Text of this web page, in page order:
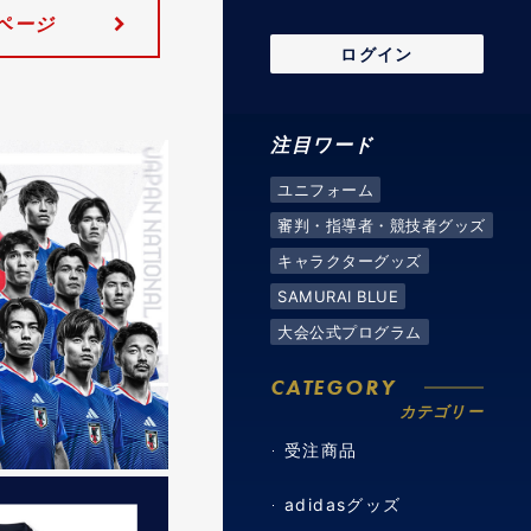
ージ
ログイン
注目ワード
ユニフォーム
審判・指導者・競技者グッズ
キャラクターグッズ
SAMURAI BLUE
大会公式プログラム
CATEGORY
カテゴリー
受注商品
adidasグッズ